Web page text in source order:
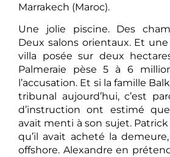
Marrakech (Maroc).​
Une jolie piscine. Des
Deux salons orientaux. Et
villa posée sur deux
Palmeraie pèse 5 à 6
l’accusation. Et si la famille
tribunal aujourd’hui, c’est
d’instruction ont estimé
avait menti à son sujet. Patrick
qu’il avait acheté la
offshore. Alexandre en